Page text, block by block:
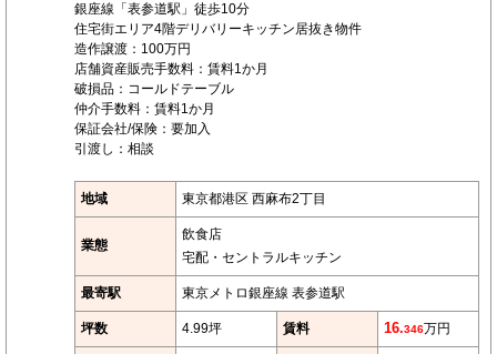
銀座線「表参道駅」徒歩10分
住宅街エリア4階デリバリーキッチン居抜き物件
造作譲渡：100万円
店舗資産販売手数料：賃料1か月
破損品：コールドテーブル
仲介手数料：賃料1か月
保証会社/保険：要加入
引渡し：相談
地域 東京都港区 西麻布2丁目
業態
飲食店
宅配・セントラルキッチン
最寄駅 東京メトロ銀座線 表参道駅
坪数 4.99坪 賃料 16.346万円